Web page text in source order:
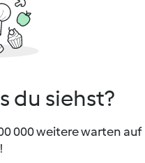
du siehst?
000 weitere warten auf